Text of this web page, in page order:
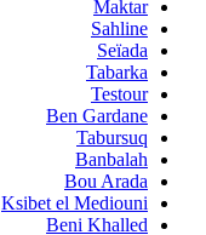
Maktar
Sahline
Seïada
Tabarka
Testour
Ben Gardane
Tabursuq
Banbalah
Bou Arada
Ksibet el Mediouni
Beni Khalled